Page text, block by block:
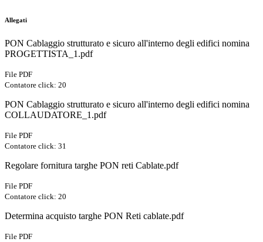
Allegati
PON Cablaggio strutturato e sicuro all'interno degli edifici nomina
PROGETTISTA_1.pdf
File PDF
Contatore click: 20
PON Cablaggio strutturato e sicuro all'interno degli edifici nomina
COLLAUDATORE_1.pdf
File PDF
Contatore click: 31
Regolare fornitura targhe PON reti Cablate.pdf
File PDF
Contatore click: 20
Determina acquisto targhe PON Reti cablate.pdf
File PDF